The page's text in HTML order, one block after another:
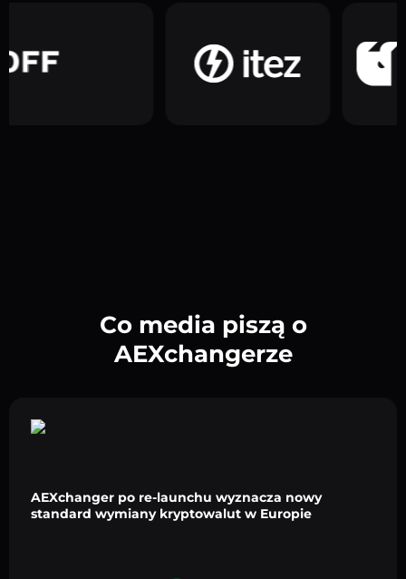
Co media piszą o
AEXchangerze
AEXchanger po re-launchu wyznacza nowy
standard wymiany kryptowalut w Europie